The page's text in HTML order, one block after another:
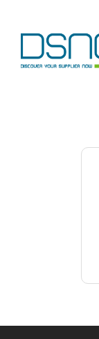
content